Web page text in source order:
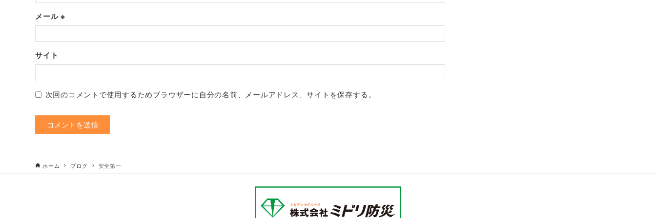
メール※
サイト
次回のコメントで使用するためブラウザーに自分の名前、メールアドレス、サイトを保存する。
ホーム ブログ 安全第一